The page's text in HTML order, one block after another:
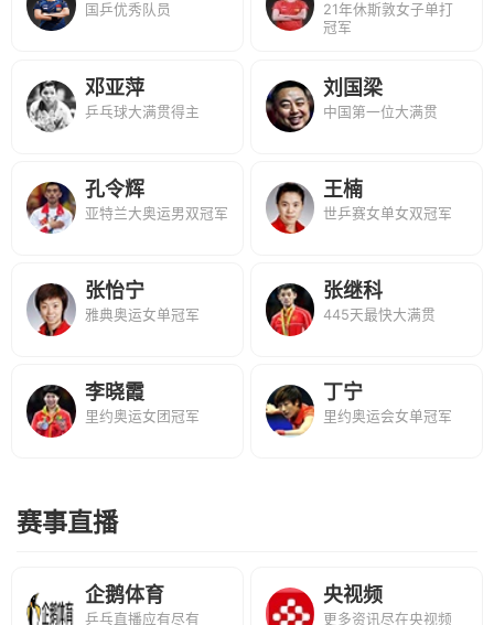
国乒优秀队员
21年休斯敦女子单打
冠军
邓亚萍
乒乓球大满贯得主
刘国梁
中国第一位大满贯
孔令辉
亚特兰大奥运男双冠军
王楠
世乒赛女单女双冠军
张怡宁
雅典奥运女单冠军
张继科
445天最快大满贯
李晓霞
里约奥运女团冠军
丁宁
里约奥运会女单冠军
赛事直播
企鹅体育
乒乓直播应有尽有
央视频
更多资讯尽在央视频